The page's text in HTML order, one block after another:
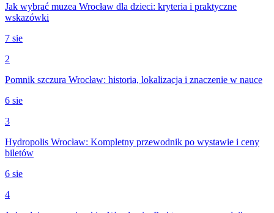
Jak wybrać muzea Wrocław dla dzieci: kryteria i praktyczne
wskazówki
7 sie
2
Pomnik szczura Wrocław: historia, lokalizacja i znaczenie w nauce
6 sie
3
Hydropolis Wrocław: Kompletny przewodnik po wystawie i ceny
biletów
6 sie
4